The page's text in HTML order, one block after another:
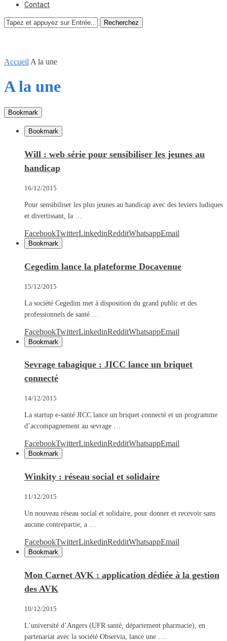
Contact
Recherchez
Accueil A la une
A la une
Bookmark
Bookmark
Will : web série pour sensibiliser les jeunes au
handicap
16/12/2015
Pour sensibiliser les plus jeunes au handicap avec des leviers ludiques
et divertissant, la …
FacebookTwitterLinkedinRedditWhatsappEmail
Bookmark
Cegedim lance la plateforme Docavenue
15/12/2015
La société Cegedim met à disposition du grand public et des
professionnels de santé …
FacebookTwitterLinkedinRedditWhatsappEmail
Bookmark
Sevrage tabagique : JICC lance un briquet
connecté
14/12/2015
La startup e-santé JICC lance un briquet connecté et un programme
d’accompagnement au sevrage …
FacebookTwitterLinkedinRedditWhatsappEmail
Bookmark
Winkity : réseau social et solidaire
11/12/2015
Un nouveau réseau social et solidaire, pour donner et recevoir sans
aucune contrepartie, a …
FacebookTwitterLinkedinRedditWhatsappEmail
Bookmark
Mon Carnet AVK : application dédiée à la gestion
des AVK
10/12/2015
L’université d’Angers (UFR santé, département pharmacie), en
partenariat avec la société Observia, lance une …